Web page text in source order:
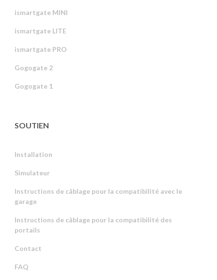
ismartgate MINI
ismartgate LITE
ismartgate PRO
Gogogate 2
Gogogate 1
SOUTIEN
Installation
Simulateur
Instructions de câblage pour la compatibilité avec le
garage
Instructions de câblage pour la compatibilité des
portails
Contact
FAQ